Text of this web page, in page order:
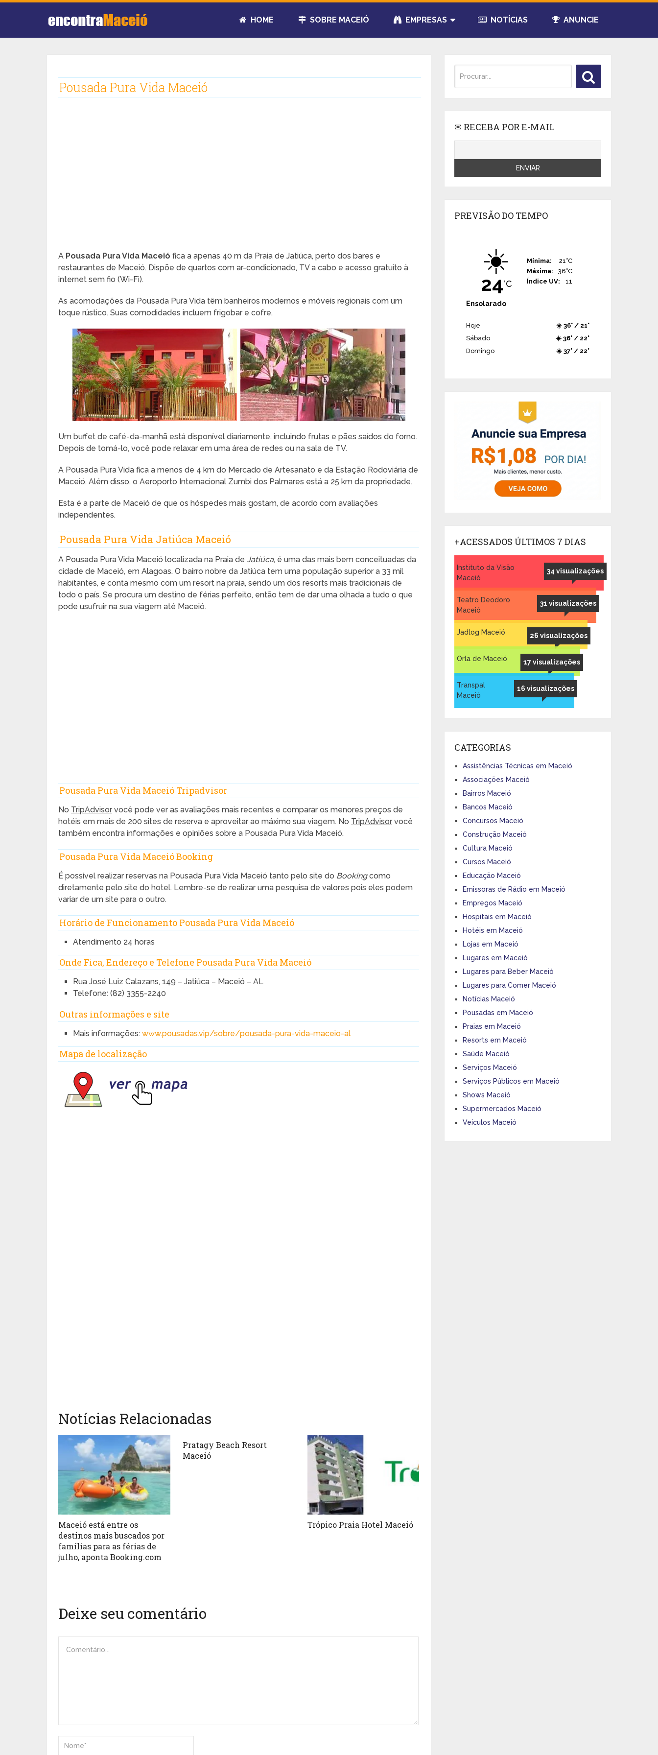
HOME SOBRE MACEIÓ EMPRESAS NOTÍCIAS ANUNCIE
Pousada Pura Vida Maceió
A Pousada Pura Vida Maceió fica a apenas 40 m da Praia de Jatiúca, perto dos bares e
restaurantes de Maceió. Dispõe de quartos com ar-condicionado, TV a cabo e acesso gratuito à
internet sem fio (Wi-Fi).
As acomodações da Pousada Pura Vida têm banheiros modernos e móveis regionais com um
toque rústico. Suas comodidades incluem frigobar e cofre.
Um buffet de café-da-manhã está disponível diariamente, incluindo frutas e pães saídos do forno.
Depois de tomá-lo, você pode relaxar em uma área de redes ou na sala de TV.
A Pousada Pura Vida fica a menos de 4 km do Mercado de Artesanato e da Estação Rodoviária de
Maceió. Além disso, o Aeroporto Internacional Zumbi dos Palmares está a 25 km da propriedade.
Esta é a parte de Maceió de que os hóspedes mais gostam, de acordo com avaliações
independentes.
Pousada Pura Vida Jatiúca Maceió
A Pousada Pura Vida Maceió localizada na Praia deJatiúca, é uma das mais bem conceituadas da
cidade de Maceió, em Alagoas. O bairro nobre da Jatiúca tem uma população superior a 33 mil
habitantes, e conta mesmo com um resort na praia, sendo um dos resorts mais tradicionais de
todo o país. Se procura um destino de férias perfeito, então tem de dar uma olhada a tudo o que
pode usufruir na sua viagem até Maceió.
Pousada Pura Vida Maceió Tripadvisor
No TripAdvisor você pode ver as avaliações mais recentes e comparar os menores preços de
hotéis em mais de 200 sites de reserva e aproveitar ao máximo sua viagem. No TripAdvisor você
também encontra informações e opiniões sobre a Pousada Pura Vida Maceió.
Pousada Pura Vida Maceió Booking
É possível realizar reservas na Pousada Pura Vida Maceió tanto pelo site do Bookingcomo
diretamente pelo site do hotel. Lembre-se de realizar uma pesquisa de valores pois eles podem
variar de um site para o outro.
Horário de Funcionamento Pousada Pura Vida Maceió
Atendimento 24 horas
Onde Fica, Endereço e Telefone Pousada Pura Vida Maceió
Rua José Luiz Calazans, 149 – Jatiúca – Maceió – AL
Telefone: (82) 3355-2240
Outras informações e site
Mais informações:www.pousadas.vip/sobre/pousada-pura-vida-maceio-al
Mapa de localização
Notícias Relacionadas
Maceió está entre os
destinos mais buscados por
famílias para as férias de
julho, aponta Booking.com
Pratagy Beach Resort
Maceió
Trópico Praia Hotel Maceió
Deixe seu comentário
✉ RECEBA POR E-MAIL
PREVISÃO DO TEMPO
☀️
24°C
Mínima:
21°C
Máxima:
36°C
Índice UV:
11
Ensolarado
Hoje
☀️ 36° / 21°
Sábado
☀️ 36° / 22°
Domingo
☀️ 37° / 22°
+ACESSADOS ÚLTIMOS 7 DIAS
34 visualizações
Instituto da Visão
Maceió
31 visualizações
Teatro Deodoro
Maceió
26 visualizações
Jadlog Maceió
17 visualizações
Orla de Maceió
16 visualizações
Transpal
Maceió
CATEGORIAS
Assistências Técnicas em Maceió
Associações Maceió
Bairros Maceió
Bancos Maceió
Concursos Maceió
Construção Maceió
Cultura Maceió
Cursos Maceió
Educação Maceió
Emissoras de Rádio em Maceió
Empregos Maceió
Hospitais em Maceió
Hotéis em Maceió
Lojas em Maceió
Lugares em Maceió
Lugares para Beber Maceió
Lugares para Comer Maceió
Notícias Maceió
Pousadas em Maceió
Praias em Maceió
Resorts em Maceió
Saúde Maceió
Serviços Maceió
Serviços Públicos em Maceió
Shows Maceió
Supermercados Maceió
Veículos Maceió